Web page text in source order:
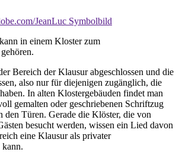
JeanLuc Symbolbild
in einem Kloster zum
Bereich der Klausur abgeschlossen und die
also nur für diejenigen zugänglich, die
In alten Klostergebäuden findet man
gemalten oder geschriebenen Schriftzug
den Türen. Gerade die Klöster, die von
besucht werden, wissen ein Lied davon
eine Klausur als privater
kann.